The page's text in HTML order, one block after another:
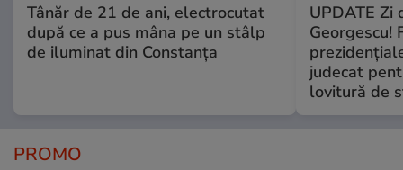
Tânăr de 21 de ani, electrocutat
după ce a pus mâna pe un stâlp
de iluminat din Constanța
UPDATE Zi
Georgescu!
judecat
lovitură de
PROMO